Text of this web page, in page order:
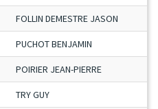
FOLLIN DEMESTRE JASON
PUCHOT BENJAMIN
POIRIER JEAN-PIERRE
TRY GUY